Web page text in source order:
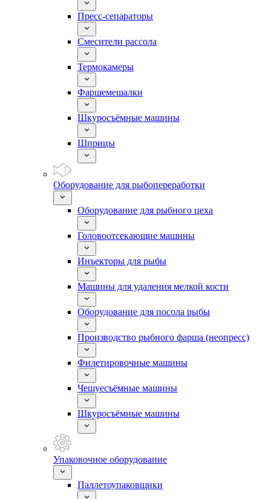
Пресс-сепараторы
Смесители рассола
Термокамеры
Фаршемешалки
Шкуросъёмные машины
Шприцы
Оборудование для рыбопереработки
Оборудование для рыбного цеха
Головоотсекающие машины
Инъекторы для рыбы
Машины для удаления мелкой кости
Оборудование для посола рыбы
Производство рыбного фарша (неопресс)
Филетировочные машины
Чешуесъёмные машины
Шкуросъёмные машины
Упаковочное оборудование
Паллетоупаковщики